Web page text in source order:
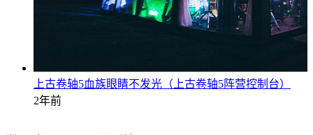
上古卷轴5血族眼睛不发光（上古卷轴5阵营控制台）
2年前